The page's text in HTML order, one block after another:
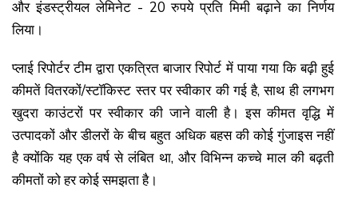
और इंडस्ट्रीयल लेमिनेट - 20 रुपये प्रति मिमी बढ़ाने का निर्णय
लिया।
प्लाई रिपोर्टर टीम द्वारा एकत्रित बाजार रिपोर्ट में पाया गया कि बढ़ी हुई
कीमतें वितरकों/स्टॉकिस्ट स्तर पर स्वीकार की गई है, साथ ही लगभग
खुदरा काउंटरों पर स्वीकार की जाने वाली है। इस कीमत वृद्धि में
उत्पादकों और डीलरों के बीच बहुत अधिक बहस की कोई गुंजाइस नहीं
है क्योंकि यह एक वर्ष से लंबित था, और विभिन्न कच्चे माल की बढ़ती
कीमतों को हर कोई समझता है।